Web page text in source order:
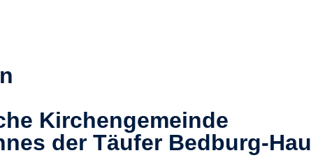
Kirchengemeinde
der Täufer Bedburg-Hau​